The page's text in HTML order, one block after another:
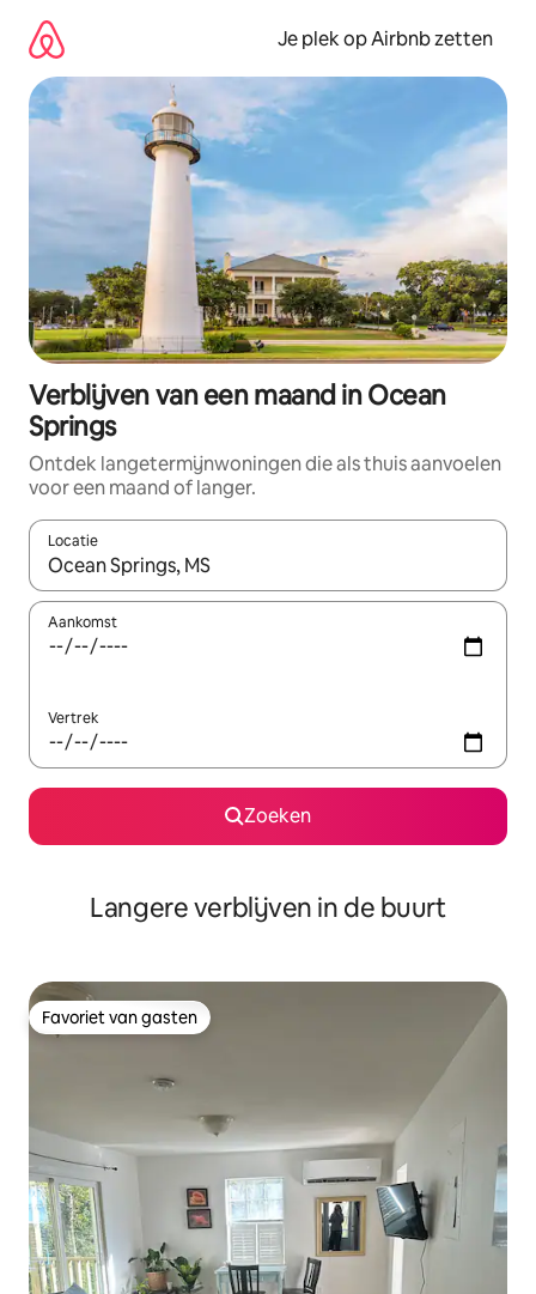
direct
naar
inhoud
Je plek op Airbnb zetten
Verblijven van een maand in Ocean
Springs
Ontdek langetermijnwoningen die als thuis aanvoelen
voor een maand of langer.
Locatie
Wanneer er resultaten beschikbaar zijn, maak je een keuze
Aankomst
Vertrek
Zoeken
Langere verblijven in de buurt
Favoriet van gasten
Favoriet van gasten